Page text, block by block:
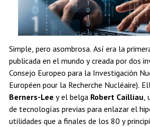
Simple, pero asombrosa. Así era la
publicada en el mundo y creada por dos
Consejo Europeo para la Investigación
Européen pour la Recherche Nucléaire).
Berners-Lee y el belga Robert Cailliau
de tecnologías previas para enlazar el
utilidades que a finales de los 80 y